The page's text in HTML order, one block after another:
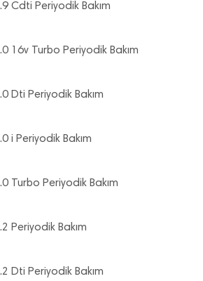
Cdti Periyodik Bakım
16v Turbo Periyodik Bakım
Dti Periyodik Bakım
i Periyodik Bakım
Turbo Periyodik Bakım
Periyodik Bakım
Dti Periyodik Bakım